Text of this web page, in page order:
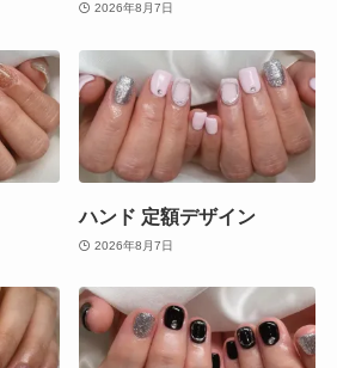
2026年8月7日
ハンド 定額デザイン
2026年8月7日